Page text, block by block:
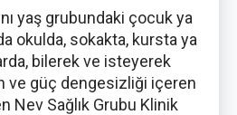
yaş grubundaki çocuk ya
okulda, sokakta, kursta ya
bilerek ve isteyerek
ve güç dengesizliği içeren
Nev Sağlık Grubu Klinik